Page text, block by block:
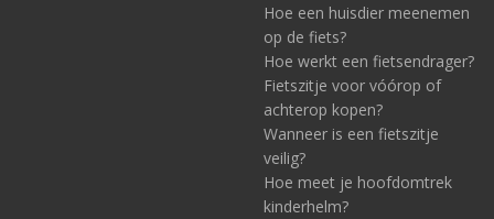
Hoe een huisdier meenemen
op de fiets?
Hoe werkt een fietsendrager?
Fietszitje voor vóórop of
achterop kopen?
Wanneer is een fietszitje
veilig?
Hoe meet je hoofdomtrek
kinderhelm?